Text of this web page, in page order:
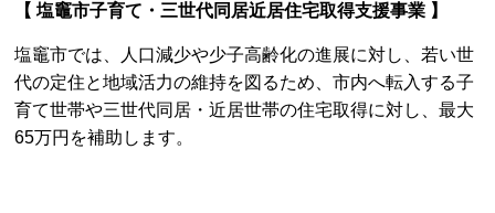
【 塩竈市子育て・三世代同居近居住宅取得支援事業 】
塩竈市では、人口減少や少子高齢化の進展に対し、若い世
代の定住と地域活力の維持を図るため、市内へ転入する子
育て世帯や三世代同居・近居世帯の住宅取得に対し、最大
65万円を補助します。